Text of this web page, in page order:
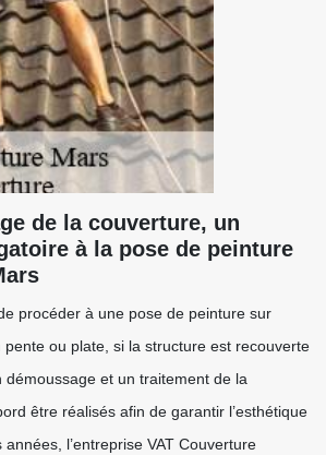
de la couverture, un
à la pose de peinture
procéder à une pose de peinture sur
pente ou plate, si la structure est recouverte
démoussage et un traitement de la
être réalisés afin de garantir l’esthétique
l’entreprise VAT Couverture